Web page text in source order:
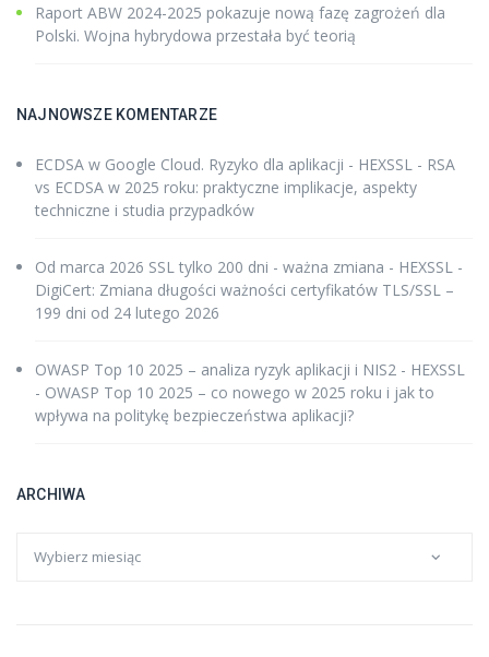
Raport ABW 2024-2025 pokazuje nową fazę zagrożeń dla
Polski. Wojna hybrydowa przestała być teorią
NAJNOWSZE KOMENTARZE
ECDSA w Google Cloud. Ryzyko dla aplikacji - HEXSSL - RSA
vs ECDSA w 2025 roku: praktyczne implikacje, aspekty
techniczne i studia przypadków
Od marca 2026 SSL tylko 200 dni - ważna zmiana - HEXSSL -
DigiCert: Zmiana długości ważności certyfikatów TLS/SSL –
199 dni od 24 lutego 2026
OWASP Top 10 2025 – analiza ryzyk aplikacji i NIS2 - HEXSSL
- OWASP Top 10 2025 – co nowego w 2025 roku i jak to
wpływa na politykę bezpieczeństwa aplikacji?
ARCHIWA